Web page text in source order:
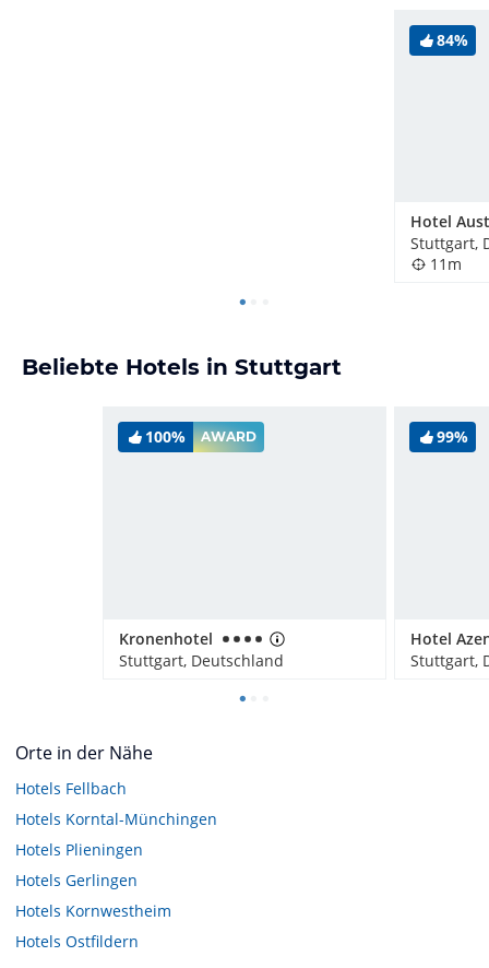
84%
Stuttgart,
11m
Beliebte Hotels in Stuttgart
100% AWARD
Kronenhotel
Stuttgart, Deutschland
99%
Hotel
Stuttgart,
Orte in der Nähe
Hotels Fellbach
Hotels Korntal-Münchingen
Hotels Plieningen
Hotels Gerlingen
Hotels Kornwestheim
Hotels Ostfildern